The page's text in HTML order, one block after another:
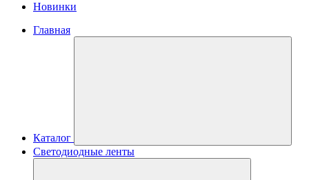
Новинки
Главная
Каталог
Светодиодные ленты